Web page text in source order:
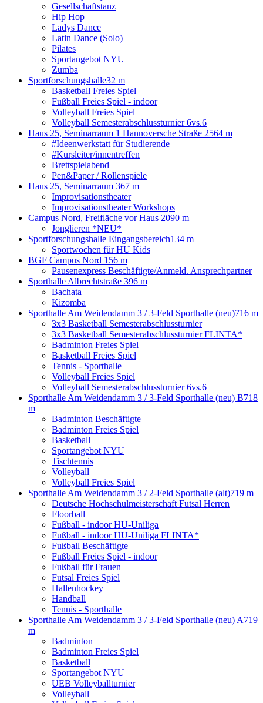
Gesellschaftstanz
Hip Hop
Ladys Dance
Latin Dance (Solo)
Pilates
Sportangebot NYU
Zumba
Sportforschungshalle32 m
Basketball Freies Spiel
Fußball Freies Spiel - indoor
Volleyball Freies Spiel
Volleyball Semesterabschlussturnier 6vs.6
Haus 25, Seminarraum 1 Hannoversche Straße 2564 m
#Ideenwerkstatt für Studierende
#Kursleiter/innentreffen
Brettspielabend
Pen&Paper / Rollenspiele
Haus 25, Seminarraum 367 m
Improvisationstheater
Improvisationstheater Workshops
Campus Nord, Freifläche vor Haus 2090 m
Jonglieren *NEU*
Sportforschungshalle Eingangsbereich134 m
Sportwochen für HU Kids
BGF Campus Nord 156 m
Pausenexpress Beschäftigte/Anmeld. Ansprechpartner
Sporthalle Albrechtstraße 396 m
Bachata
Kizomba
Sporthalle Am Weidendamm 3 / 3-Feld Sporthalle (neu)716 m
3x3 Basketball Semesterabschlussturnier
3x3 Basketball Semesterabschlussturnier FLINTA*
Badminton Freies Spiel
Basketball Freies Spiel
Tennis - Sporthalle
Volleyball Freies Spiel
Volleyball Semesterabschlussturnier 6vs.6
Sporthalle Am Weidendamm 3 / 3-Feld Sporthalle (neu) B718
m
Badminton Beschäftigte
Badminton Freies Spiel
Basketball
Sportangebot NYU
Tischtennis
Volleyball
Volleyball Freies Spiel
Sporthalle Am Weidendamm 3 / 2-Feld Sporthalle (alt)719 m
Deutsche Hochschulmeisterschaft Futsal Herren
Floorball
Fußball - indoor HU-Uniliga
Fußball - indoor HU-Uniliga FLINTA*
Fußball Beschäftigte
Fußball Freies Spiel - indoor
Fußball für Frauen
Futsal Freies Spiel
Hallenhockey
Handball
Tennis - Sporthalle
Sporthalle Am Weidendamm 3 / 3-Feld Sporthalle (neu) A719
m
Badminton
Badminton Freies Spiel
Basketball
Sportangebot NYU
UEB Volleyballturnier
Volleyball